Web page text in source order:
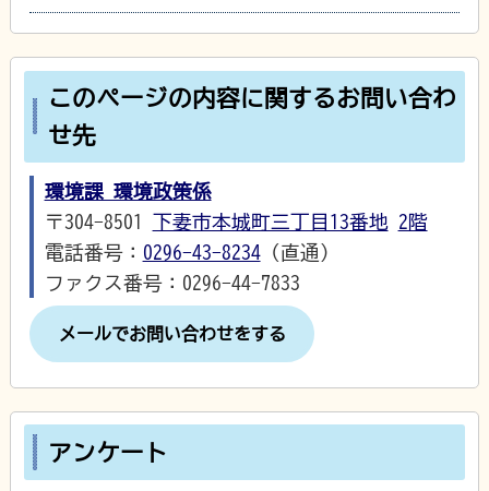
このページの内容に関するお問い合わ
せ先
環境課 環境政策係
〒304-8501 下妻市本城町三丁目13番地 2階
電話番号： 0296-43-8234（直通）
ファクス番号：0296-44-7833
メールでお問い合わせをする
アンケート